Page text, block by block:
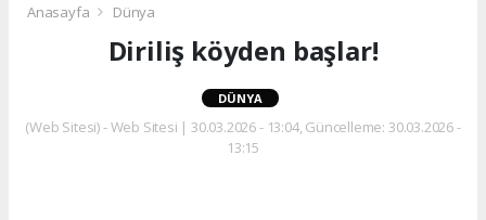
Anasayfa Dünya
Diriliş köyden başlar!
DÜNYA
(Web Sitesi) - Web Sitesi | 30.03.2026 - 13:04, Güncelleme: 30.03.2026 -
13:15